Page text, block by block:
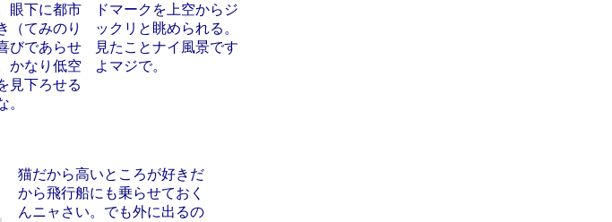
眼下に都市
（てみのり
びであらせ
かなり低空
見下ろせる
。
ドマークを上空からジ
ックリと眺められる。
見たことナイ風景です
よマジで。
猫だから高いところが好きだ
から飛行船にも乗らせておく
んニャさい。でも外に出るの